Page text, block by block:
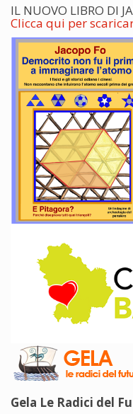
IL NUOVO LIBRO DI
Clicca qui per
Gela Le Radici del